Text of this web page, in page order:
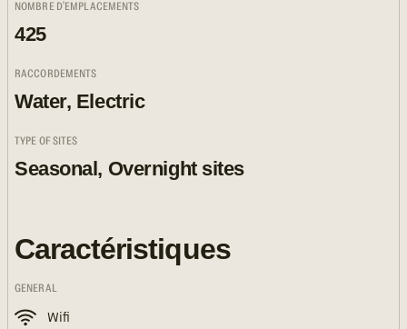
NOMBRE D'EMPLACEMENTS
425
RACCORDEMENTS
Water, Electric
TYPE OF SITES
Seasonal, Overnight sites
Caractéristiques
GENERAL
Wifi